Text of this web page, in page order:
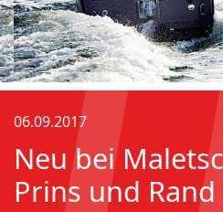
06.09.2017
Neu bei
Prins und